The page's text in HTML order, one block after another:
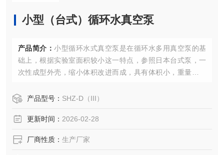
小型（台式）循环水真空泵
产品简介： 小型循环水式真空泵是在循环水多用真空泵的基
础上，根据实验室面积较小这一特点，参照日本台式泵，一
次性成型外壳，缩小体积改进而成，具有体积小，重量轻，
多用真空泵，即便于教师直观演示，学生亦可在任意一面开
产品型号： SHZ-D（III）
更新时间： 2026-02-28
厂商性质： 生产厂家